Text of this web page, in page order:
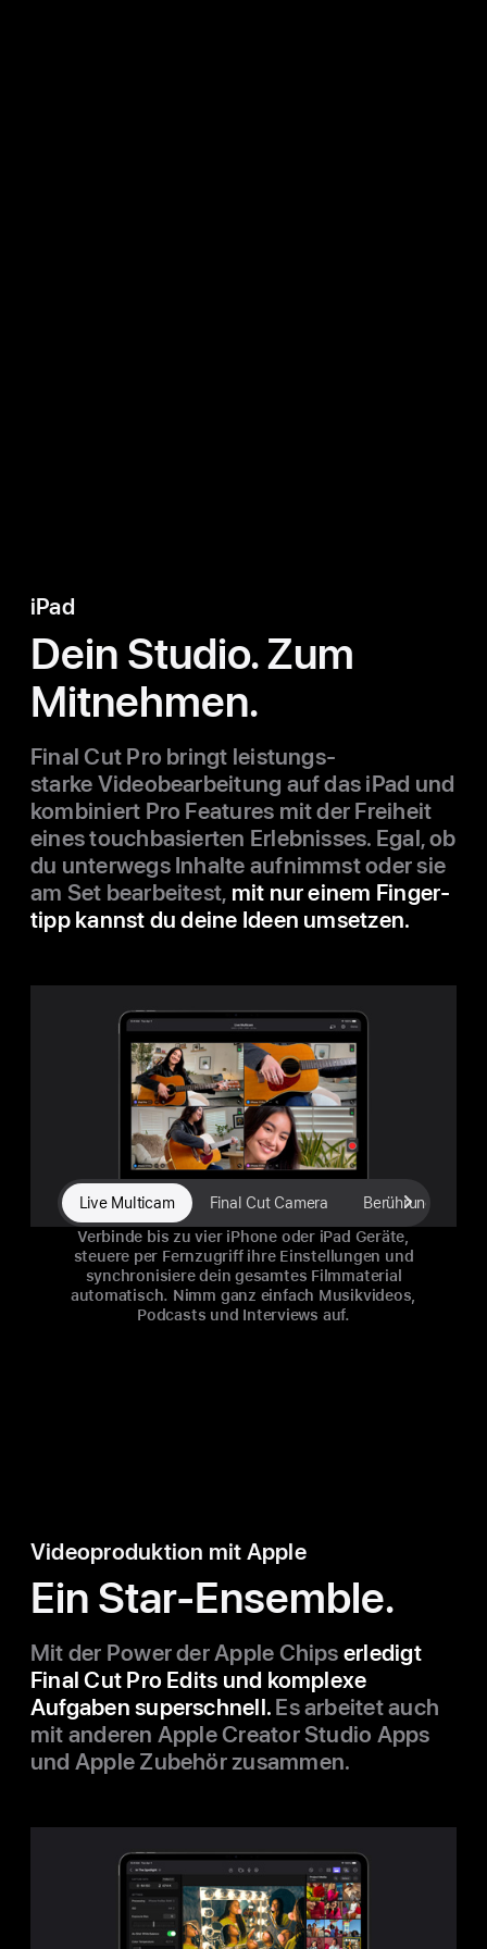
iPad
Dein Studio. Zum
Mitnehmen.
Final Cut Pro bringt leistungs­
starke Video­bearbeitung auf das iPad und
kombiniert Pro Features mit der Freiheit
eines touch­basierten Erleb­nisses. Egal, ob
du unter­wegs Inhalte auf­nimmst oder sie
am Set bear­beitest, mit nur einem Finger­
tipp kannst du deine Ideen umsetzen.
Live Multicam Final Cut Camera
Verbinde bis zu vier iPhone oder iPad Geräte,
steuere per Fern­zugriff ihre Ein­stel­lun­gen und
synchro­ni­siere dein gesamtes Film­material
auto­ma­tisch. Nimm ganz ein­fach Musik­videos,
Pod­casts und Inter­views auf.
Video­produktion mit Apple
Ein Star-Ensemble.
Mit der Power der Apple Chips erledigt
Final Cut Pro Edits und kom­plexe
Aufgaben super­schnell. Es arbeitet auch
mit anderen Apple Creator Studio Apps
und Apple Zubehör zu­sam­men.